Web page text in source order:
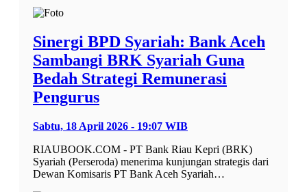
Sinergi BPD Syariah: Bank Aceh
Sambangi BRK Syariah Guna
Bedah Strategi Remunerasi
Pengurus
Sabtu, 18 April 2026 - 19:07 WIB
RIAUBOOK.COM - PT Bank Riau Kepri (BRK)
Syariah (Perseroda) menerima kunjungan strategis dari
Dewan Komisaris PT Bank Aceh Syariah…